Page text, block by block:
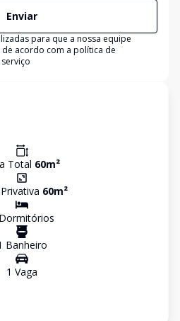
Enviar
para que a nossa equipe
acordo com a política de
Total 60m²
60m²
s
Banheiro
1 Vaga